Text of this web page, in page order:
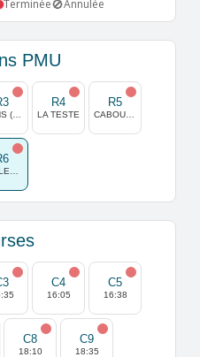
Terminée🚫Annulée
PMU
R4
LA TESTE
R5
C4
16:05
C5
16:38
C8
18:10
C9
18:35